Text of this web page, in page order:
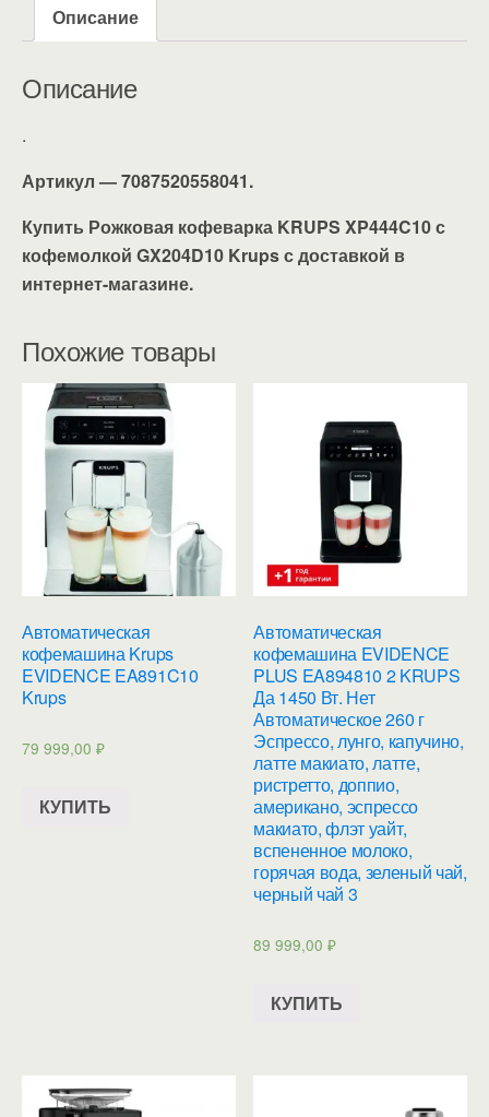
Описание
Описание
.
Артикул — 7087520558041.
Купить Рожковая кофеварка KRUPS XP444C10 с
кофемолкой GX204D10 Krups с доставкой в
интернет-магазине.
Похожие товары
Автоматическая
кофемашина Krups
EVIDENCE EA891C10
Krups
79 999,00 ₽
КУПИТЬ
Автоматическая
кофемашина EVIDENCE
PLUS EA894810 2 KRUPS
Да 1450 Вт. Нет
Автоматическое 260 г
Эспрессо, лунго, капучино,
латте макиато, латте,
ристретто, доппио,
американо, эспрессо
макиато, флэт уайт,
вспененное молоко,
горячая вода, зеленый чай,
черный чай 3
89 999,00₽
КУПИТЬ